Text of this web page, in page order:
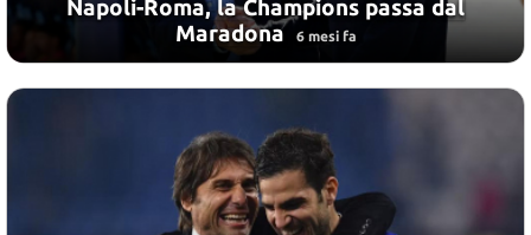
Napoli-Roma, la Champions passa dal
Maradona
6 mesi fa